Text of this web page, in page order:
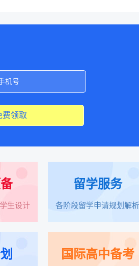
费领取
生设计
留学服务
各阶段留学申请规划解析
国际高中备考